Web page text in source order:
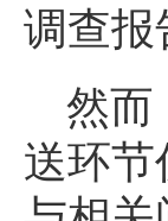
调查报
然而
送环节